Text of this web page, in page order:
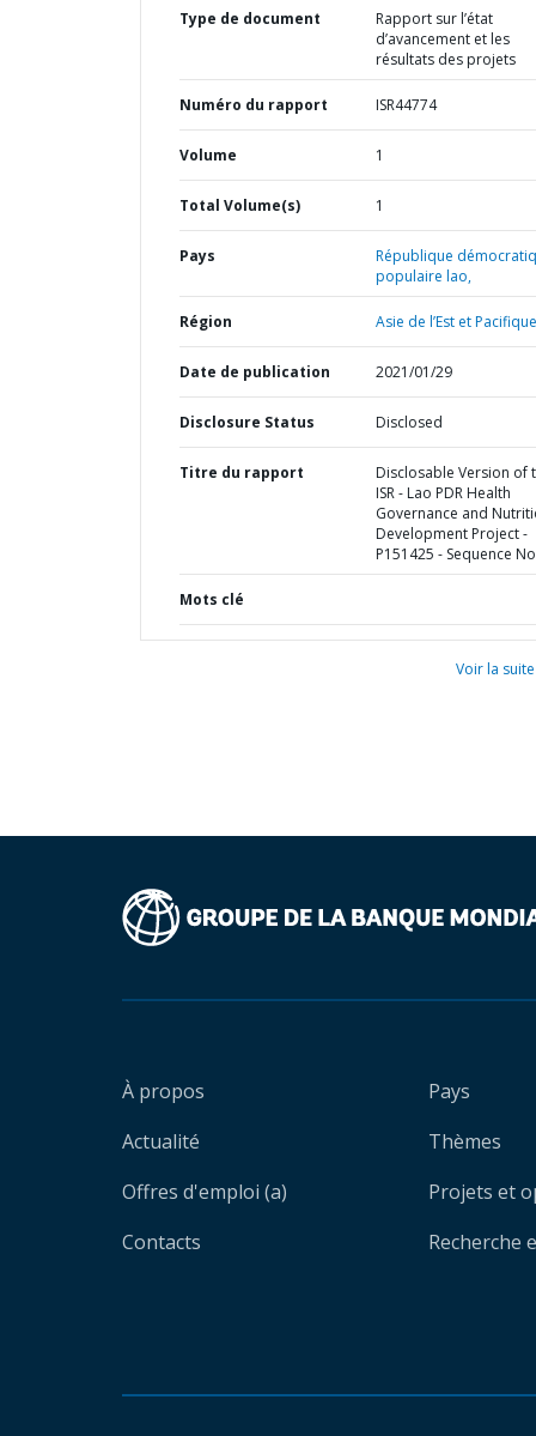
Type de document
Rapport sur l’état
d’avancement et les
résultats des projets
Numéro du rapport ISR44774
Volume 1
Total Volume(s) 1
Pays
République
populaire lao,
Région Asie de l’Est et
Date de publication 2021/01/29
Disclosure Status Disclosed
Titre du rapport
Disclosable Version of
ISR - Lao PDR Health
Governance and
Development Project -
P151425 - Sequence No
Mots clé
Voir la suite
À propos
Actualité
Offres d'emploi (a)
Contacts
Pays
Thèmes
Projets et
Recherche